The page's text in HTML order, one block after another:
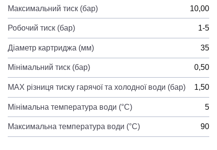
Максимальний тиск (бар) 10,00
Робочий тиск (бар) 1-5
Діаметр картриджа (мм) 35
Мінімальний тиск (бар) 0,50
MAX різниця тиску гарячої та холодної води (бар) 1,50
Мінімальна температура води (°C) 5
Максимальна температура води (°C) 90